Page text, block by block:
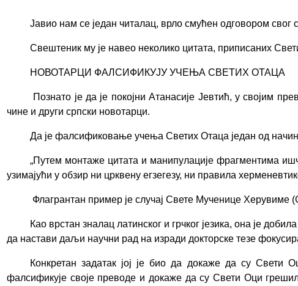
Јавио нам се један читалац, врло смућен одговором
Свештеник му је навео неколико цитата, приписаних
НОВОТАРЦИ ФАЛСИФИКУЈУ УЧЕЊА СВЕТИХ ОТАЦА
Познато је да је покојни Атанасије Јевтић, у својим
чине и други српски новотарци.
Да је фалсификовање учења Светих Отаца један од
„Путем монтаже цитата и манипулације фрагментима
узимајући у обзир ни црквену егзегезу, ни правила
Флагрантан пример је случај Свете Мученице Херувиме
Као врстан зналац латинског и грчког језика, она је
да настави даљи научни рад на изради докторске тезе
Конкретан задатак јој је био да докаже да су
фалсификује своје преводе и докаже да су Свети Оци